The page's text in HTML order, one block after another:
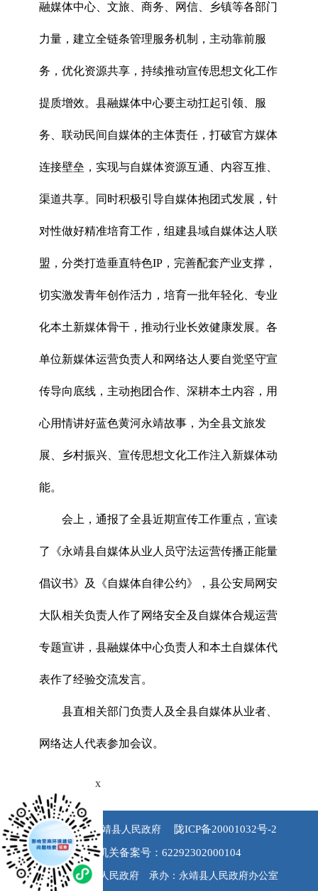
融媒体中心、文旅、商务、网信、乡镇等各部门
力量，建立全链条管理服务机制，主动靠前服
务，优化资源共享，持续推动宣传思想文化工作
提质增效。县融媒体中心要主动扛起引领、服
务、联动民间自媒体的主体责任，打破官方媒体
连接壁垒，实现与自媒体资源互通、内容互推、
渠道共享。同时积极引导自媒体抱团式发展，针
对性做好精准培育工作，组建县域自媒体达人联
盟，分类打造垂直特色IP，完善配套产业支撑，
切实激发青年创作活力，培育一批年轻化、专业
化本土新媒体骨干，推动行业长效健康发展。各
单位新媒体运营负责人和网络达人要自觉坚守宣
传导向底线，主动抱团合作、深耕本土内容，用
心用情讲好蓝色黄河永靖故事，为全县文旅发
展、乡村振兴、宣传思想文化工作注入新媒体动
能。
会上，通报了全县近期宣传工作重点，宣读
了《永靖县自媒体从业人员守法运营传播正能量
倡议书》及《自媒体自律公约》，县公安局网安
大队相关负责人作了网络安全及自媒体合规运营
专题宣讲，县融媒体中心负责人和本土自媒体代
表作了经验交流发言。
县直相关部门负责人及全县自媒体从业者、
网络达人代表参加会议。
版权所有 永靖县人民政府 陇ICP备20001032号-2
公安机关备案号：62292302000104
主办：永靖县人民政府 承办：永靖县人民政府办公室
x